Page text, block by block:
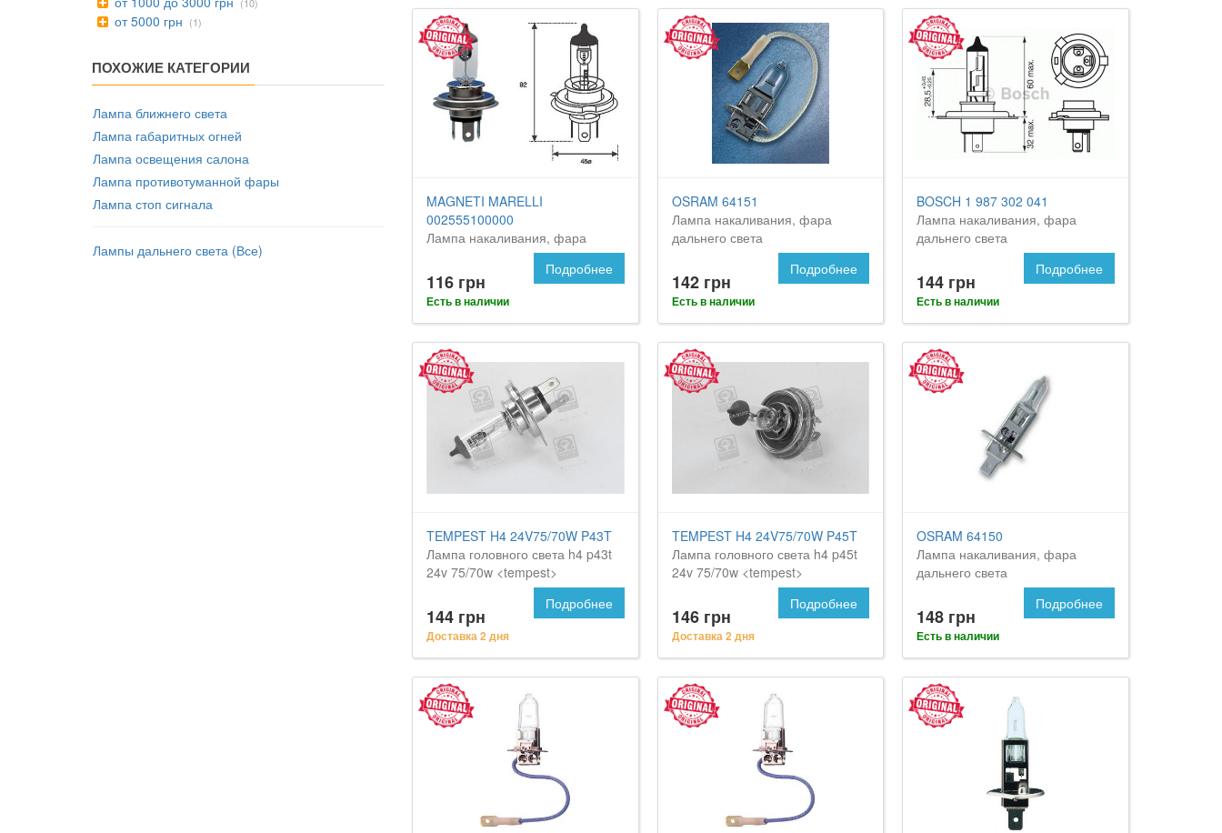
от 5000 грн (1)
ПОХОЖИЕ КАТЕГОРИИ
Лампа ближнего света
Лампа габаритных огней
Лампа освещения салона
Лампа противотуманной фары
Лампа стоп сигнала
Лампы дальнего света (Все)
MAGNETI MARELLI
002555100000
Лампа накаливания, фара
116 грн
Есть в наличии
Подробнее
OSRAM 64151
Лампа накаливания, фара
дальнего света
142 грн
Есть в наличии
Подробнее
BOSCH 1 987 302 041
Лампа накаливания, фара
дальнего света
144 грн
Есть в наличии
Подробнее
TEMPEST H4 24V75/70W P43T
Лампа головного света h4 p43t
24v 75/70w <tempest>
144 грн
Доставка 2 дня
Подробнее
TEMPEST H4 24V75/70W P45T
Лампа головного света h4 p45t
24v 75/70w <tempest>
146 грн
Доставка 2 дня
Подробнее
OSRAM 64150
Лампа накаливания, фара
дальнего света
148 грн
Есть в наличии
Подробнее